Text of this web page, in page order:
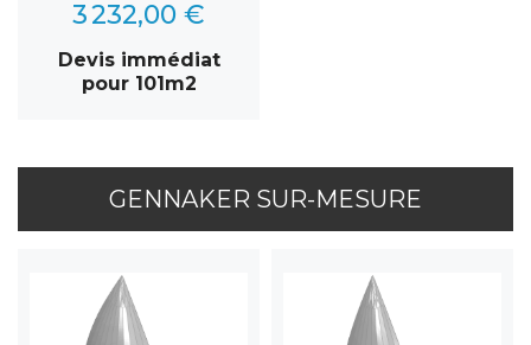
3 232,00 €
Devis immédiat
pour 101m2
GENNAKER SUR-MESURE